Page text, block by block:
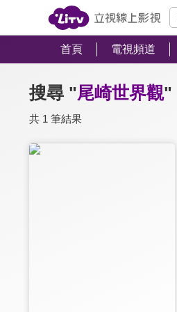
首頁 電視頻道
搜尋 "尾崎世界觀"
共 1 筆結果